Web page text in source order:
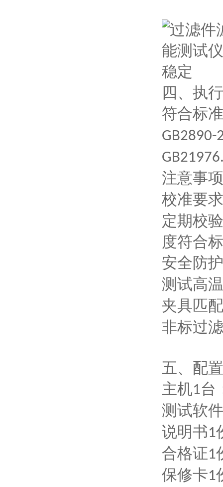
四、 执
符合标准
GB2890-
注意事项
校准要求
定期校
度符合
安全防护
测试高
夹具匹配
非标过
五、配
主机1台
测试软件
说明书1
合格证1
保修卡1